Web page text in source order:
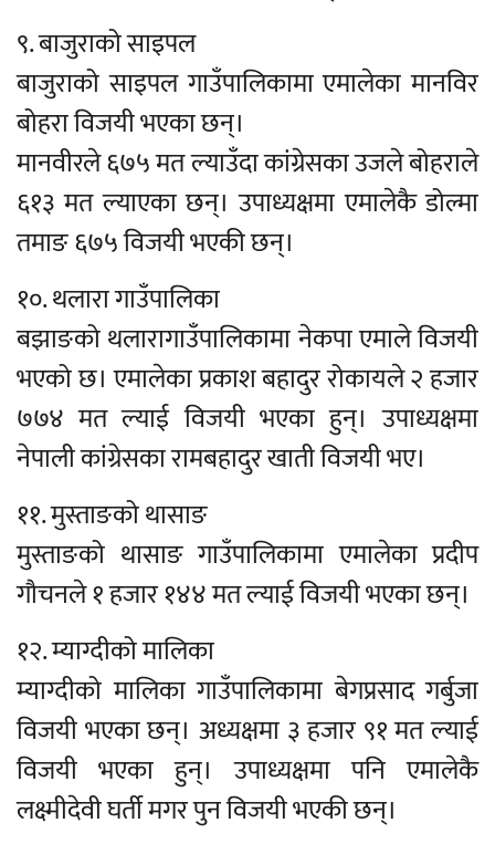
९. बाजुराको साइपल
बाजुराको साइपल गाउँपालिकामा एमालेका मानविर
बोहरा विजयी भएका छन्।
मानवीरले ६७५ मत ल्याउँदा कांग्रेसका उजले बोहराले
६१३ मत ल्याएका छन्। उपाध्यक्षमा एमालेकै डोल्मा
तमाङ ६७५ विजयी भएकी छन्।
१०. थलारा गाउँपालिका
बझाङको थलारागाउँपालिकामा नेकपा एमाले विजयी
भएको छ। एमालेका प्रकाश बहादुर रोकायले २ हजार
७७४ मत ल्याई विजयी भएका हुन्। उपाध्यक्षमा
नेपाली कांग्रेसका रामबहादुर खाती विजयी भए।
११. मुस्ताङको थासाङ
मुस्ताङको थासाङ गाउँपालिकामा एमालेका प्रदीप
गौचनले १ हजार १४४ मत ल्याई विजयी भएका छन्।
१२. म्याग्दीको मालिका
म्याग्दीको मालिका गाउँपालिकामा बेगप्रसाद गर्बुजा
विजयी भएका छन्। अध्यक्षमा ३ हजार ९१ मत ल्याई
विजयी भएका हुन्। उपाध्यक्षमा पनि एमालेकै
लक्ष्मीदेवी घर्ती मगर पुन विजयी भएकी छन्।